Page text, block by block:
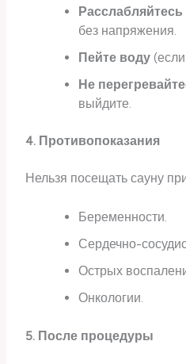
Расслабляйтесь
без напряжения.
Пейте воду(если
Не
выйдите.
4. Противопоказания
Нельзя посещать сауну
Беременности.
Сердечно-
Острых
Онкологии.
5. После процедуры